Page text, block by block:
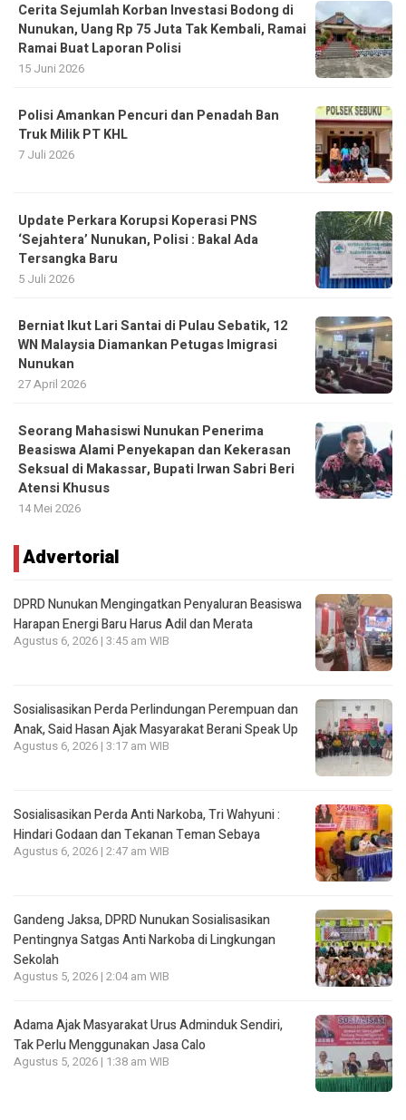
Cerita Sejumlah Korban Investasi Bodong di
Nunukan, Uang Rp 75 Juta Tak Kembali, Ramai
Ramai Buat Laporan Polisi
15 Juni 2026
Polisi Amankan Pencuri dan Penadah Ban
Truk Milik PT KHL
7 Juli 2026
Update Perkara Korupsi Koperasi PNS
‘Sejahtera’ Nunukan, Polisi : Bakal Ada
Tersangka Baru
5 Juli 2026
Berniat Ikut Lari Santai di Pulau Sebatik, 12
WN Malaysia Diamankan Petugas Imigrasi
Nunukan
27 April 2026
Seorang Mahasiswi Nunukan Penerima
Beasiswa Alami Penyekapan dan Kekerasan
Seksual di Makassar, Bupati Irwan Sabri Beri
Atensi Khusus
14 Mei 2026
Advertorial
DPRD Nunukan Mengingatkan Penyaluran Beasiswa
Harapan Energi Baru Harus Adil dan Merata
Agustus 6, 2026 | 3:45 am WIB
Sosialisasikan Perda Perlindungan Perempuan dan
Anak, Said Hasan Ajak Masyarakat Berani Speak Up
Agustus 6, 2026 | 3:17 am WIB
Sosialisasikan Perda Anti Narkoba, Tri Wahyuni :
Hindari Godaan dan Tekanan Teman Sebaya
Agustus 6, 2026 | 2:47 am WIB
Gandeng Jaksa, DPRD Nunukan Sosialisasikan
Pentingnya Satgas Anti Narkoba di Lingkungan
Sekolah
Agustus 5, 2026 | 2:04 am WIB
Adama Ajak Masyarakat Urus Adminduk Sendiri,
Tak Perlu Menggunakan Jasa Calo
Agustus 5, 2026 | 1:38 am WIB